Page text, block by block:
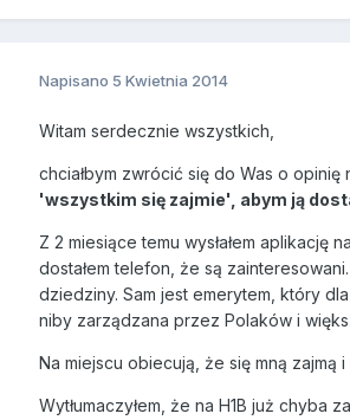
Napisano 5 Kwietnia 2014
Witam serdecznie wszystkich,
chciałbym zwrócić się do Was o opinię
'wszystkim się zajmie', abym ją
Z 2 miesiące temu wysłałem aplikację
dostałem telefon, że są
dziedziny. Sam jest emerytem, który
niby zarządzana przez Polaków i
Na miejscu obiecują, że się mną zajmą
Wytłumaczyłem, że na H1B już chyba